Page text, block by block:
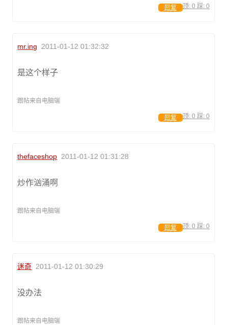
顶: 0 踩: 0
回复
mr.ing 2011-01-12 01:32:32
是这个样子
跟帖来自电脑端
顶: 0 踩: 0
回复
thefaceshop 2011-01-12 01:31:28
炒作汹涌啊
跟帖来自电脑端
顶: 0 踩: 0
回复
迷奇 2011-01-12 01:30:29
没办法
跟帖来自电脑端